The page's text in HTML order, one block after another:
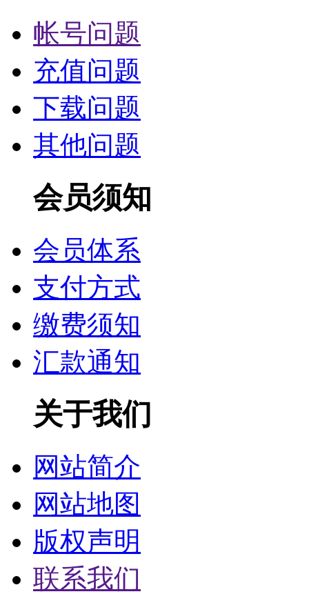
帐号问题
充值问题
下载问题
其他问题
会员须知
会员体系
支付方式
缴费须知
汇款通知
关于我们
网站简介
网站地图
版权声明
联系我们